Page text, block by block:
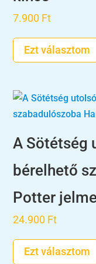
7.900 Ft
Ezt választom
A Sötétség
bérelhető
Potter
24.900 Ft
Ezt választom